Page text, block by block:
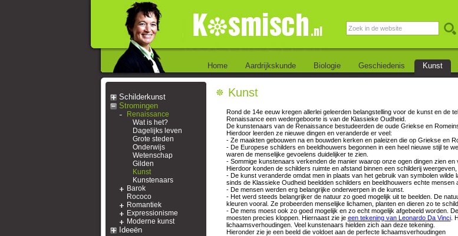
Home Aardrijkskunde Biologie Geschiedenis Kunst
Schilderkunst
Stromingen
Renaissance
Wat is het?
Dagelijks leven
Grote steden
Onderwijs
Wetenschap
Gilden
Kunst
Kunstenaars
Barok
Rococo
Romantiek
Expressionisme
Moderne kunst
Ideeën
Kunst
Rond de 14e eeuw kregen allerlei geleerden belangstelling voor de kunst en de
Renaissance een wedergeboorte is van de Klassieke Oudheid.
De kunstenaars van de Renaissance bestudeerden de oude Griekse en
Hierdoor leerden ze nieuwe dingen en veranderde er veel:
- Ze maakten gebouwen na en bouwden kerken en paleizen die op Griekse en
- De Europese schilders en beeldhouwers begonnen in een heel nieuwe stijl te
waren de menselijke gevoelens duidelijker te zien.
- Sommige kunstenaars verkenden de manier waarop onze ogen dingen zien
Hierdoor konden de schilders ruimte en afstand binnen een schilderij weergeven,
- De kunst veranderde omdat men in plaats van het gebruik van symbolen
sinds de Klassieke Oudheid beeldden schilders en beeldhouwers echte mensen
- De mensen werden erg belangrijke onderwerpen in de kunst.
- Het werd steeds belangrijker de natuur zo goed mogelijk uit te beelden. De
kleuren vooral. Ze probeerden menselijke lichamen, planten en dieren zo te
- De mens moest ook zo goed mogelijk en zo echt mogelijk afgebeeld worden.
moesten precies kloppen. Hiernaast zie je een tekening van Leonardo Da Vinci.
lichaamsverhoudingen. Veel kunstenaars hielden zich aan deze tekening.
Hieronder zie je een beeld die voldoet aan de perfecte lichaamsverhoudingen